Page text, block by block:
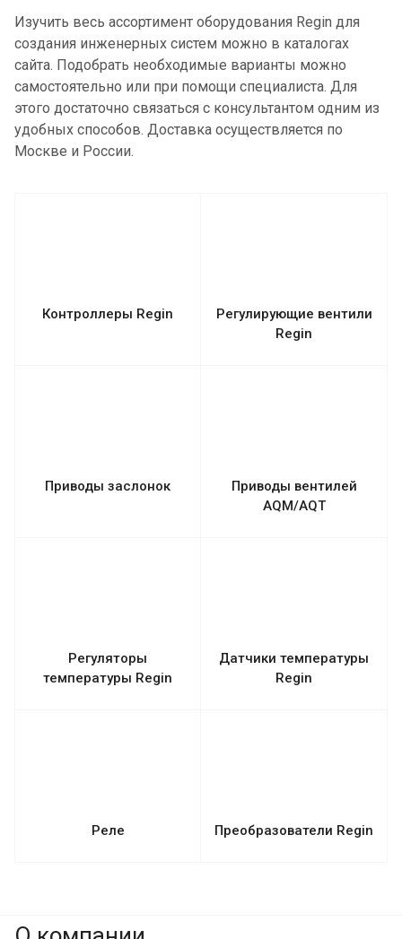
Изучить весь ассортимент оборудования Regin для
создания инженерных систем можно в каталогах
сайта. Подобрать необходимые варианты можно
самостоятельно или при помощи специалиста. Для
этого достаточно связаться с консультантом одним из
удобных способов. Доставка осуществляется по
Москве и России.
Контроллеры Regin
Регулирующие вентили
Regin
Приводы заслонок
Приводы вентилей
AQM/AQT
Регуляторы
температуры Regin
Датчики температуры
Regin
Реле Преобразователи Regin